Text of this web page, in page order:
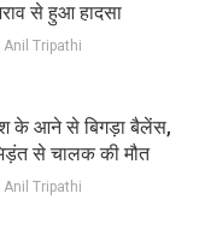
से हुआ हादसा
Anil Tripathi
के आने से बिगड़ा बैलेंस,
से चालक की मौत
Anil Tripathi